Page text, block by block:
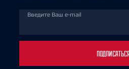
Введите Ваш e-mail